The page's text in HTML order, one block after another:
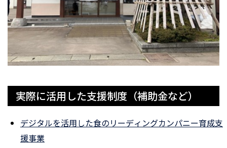
実際に活用した支援制度（補助金など）
デジタルを活用した食のリーディングカンパニー育成支
援事業